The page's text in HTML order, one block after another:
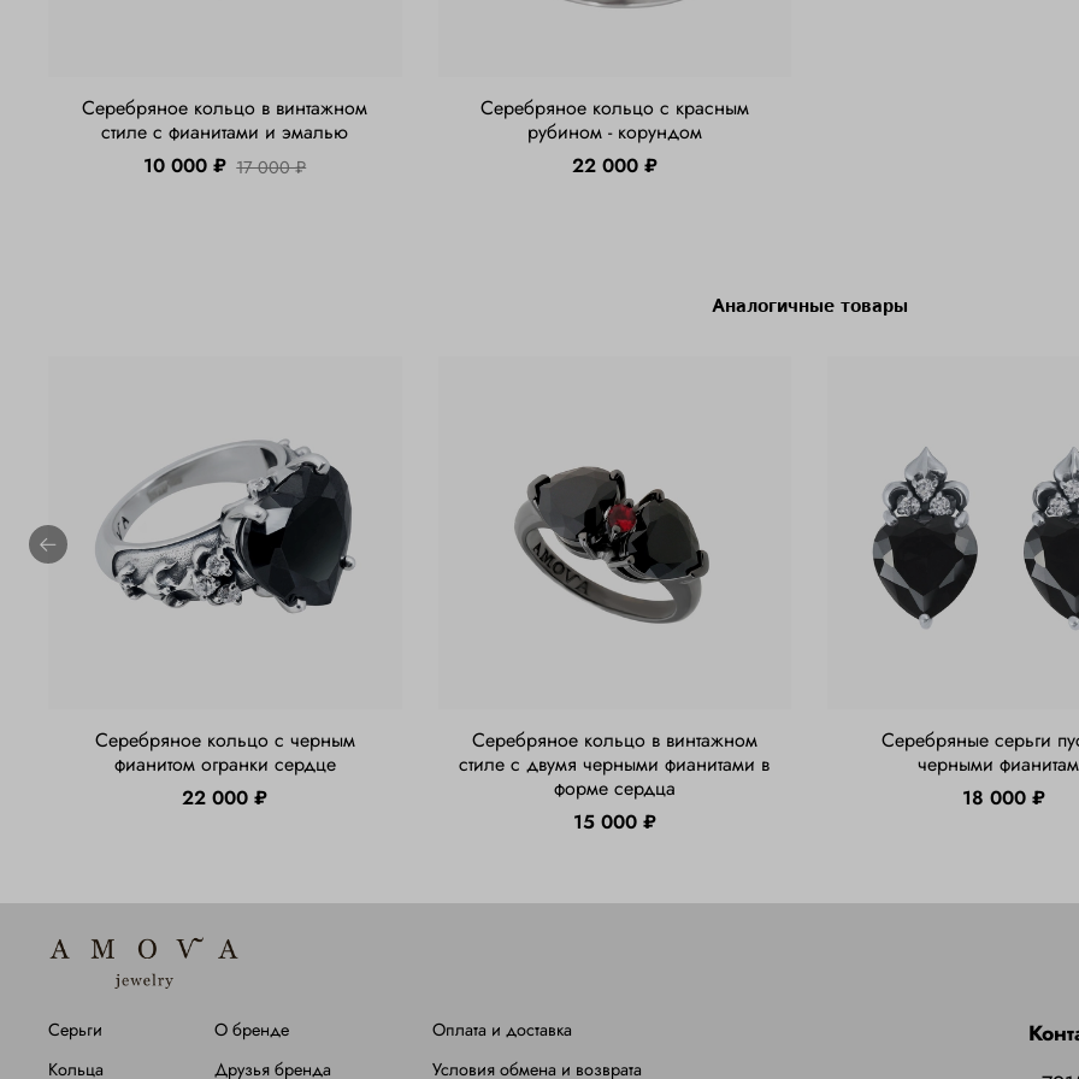
Серебряное кольцо в винтажном
стиле с фианитами и эмалью
10 000 ₽ 17 000 ₽
Серебряное кольцо с красным
рубином - корундом
22 000 ₽
Аналогичные товары
Серебряное кольцо с черным
фианитом огранки сердце
22 000 ₽
Серебряное кольцо в винтажном
стиле с двумя черными фианитами в
форме сердца
15 000 ₽
Серебряные серьги
черными
18 000 ₽
Серьги
Кольца
О бренде
Друзья бренда
Оплата и доставка
Условия обмена и возврата